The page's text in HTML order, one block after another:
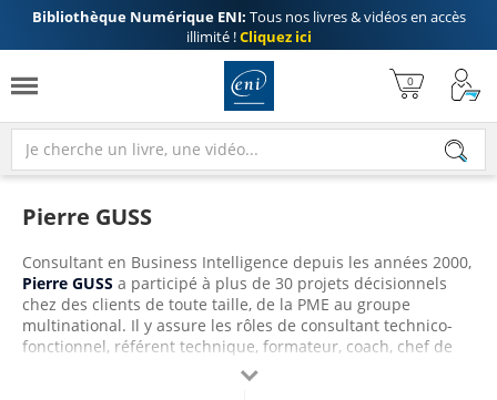
Bibliothèque Numérique ENI: Tous nos livres & vidéos en accès
illimité !Cliquez ici
Pierre GUSS
Consultant en Business Intelligence depuis les années 2000,
Pierre GUSS a participé à plus de 30 projets décisionnels
chez des clients de toute taille, de la PME au groupe
multinational. Il y assure les rôles de consultant technico-
fonctionnel, référent technique, formateur, coach, chef de
projet et AMOA. En 2009, il découvre la technologie Qlik et
décide de s’y consacrer, tant il considère que la valeur
